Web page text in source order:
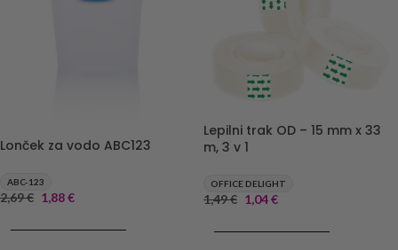
Lonček za vodo ABC123
ABC-123
2,69€ 1,88€
Lepilni trak OD – 15 mm x 33
m, 3 v 1
OFFICE DELIGHT
1,49€ 1,04€